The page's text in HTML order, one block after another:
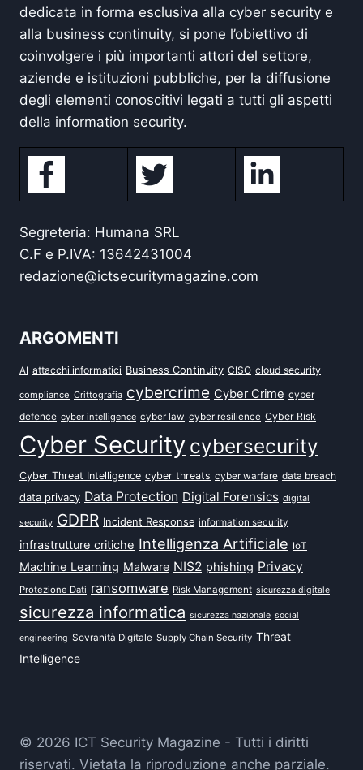
dedicata in forma esclusiva alla cyber security e
alla business continuity, si pone l’obiettivo di
coinvolgere i più importanti attori del settore,
aziende e istituzioni pubbliche, per la diffusione
degli elementi conoscitivi legati a tutti gli aspetti
della information security.
Segreteria: Humana SRL
C.F e P.IVA: 13642431004
redazione@ictsecuritymagazine.com
ARGOMENTI
AI attacchi informatici Business Continuity CISO cloud security
compliance Crittografia cybercrime Cyber Crime cyber
defence cyber intelligence cyber law cyber resilience Cyber Risk
Cyber Security cybersecurity
Cyber Threat Intelligence cyber threats cyber warfare data breach
data privacy Data Protection Digital Forensics digital
security GDPR Incident Response information security
infrastrutture critiche Intelligenza Artificiale IoT
Machine Learning Malware NIS2 phishing Privacy
Protezione Dati ransomware Risk Management sicurezza digitale
sicurezza informatica sicurezza nazionale social
engineering Sovranità Digitale Supply Chain Security Threat
Intelligence
© 2026 ICT Security Magazine - Tutti i diritti
riservati. Vietata la riproduzione anche parziale.